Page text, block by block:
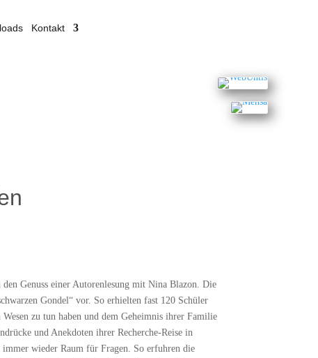
Kontakt
Genuss einer Autorenlesung mit Nina Blazon. Die
Gondel“ vor. So erhielten fast 120 Schüler
zu tun haben und dem Geheimnis ihrer Familie
und Anekdoten ihrer Recherche-Reise in
immer wieder Raum für Fragen. So erfuhren die